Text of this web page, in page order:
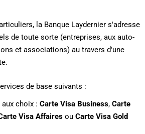
la Banque Laydernier s'adresse
de toute sorte (entreprises, aux auto-
et associations) au travers d'une
de base suivants :
choix : Carte Visa Business, Carte
Visa Affairesou Carte Visa Gold